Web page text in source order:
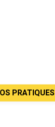
PRATIQUES